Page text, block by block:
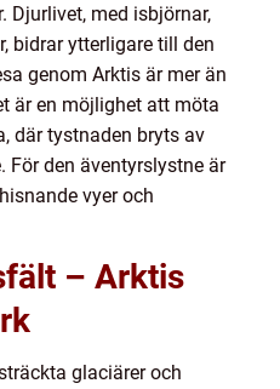
Djurlivet, med isbjörnar,
bidrar ytterligare till den
genom Arktis är mer än
är en möjlighet att möta
där tystnaden bryts av
För den äventyrslystne är
vyer och
– Arktis
glaciärer och